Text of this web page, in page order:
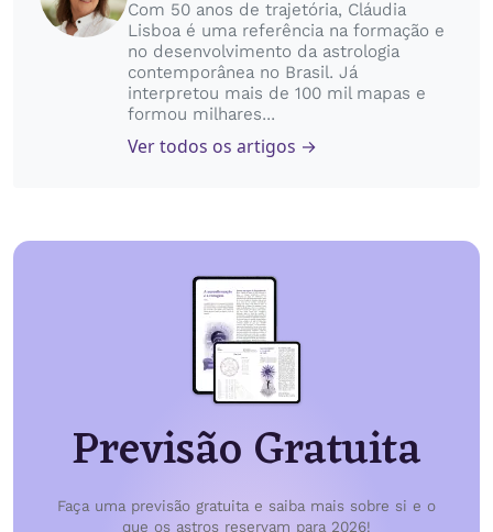
Com 50 anos de trajetória, Cláudia
Lisboa é uma referência na formação e
no desenvolvimento da astrologia
contemporânea no Brasil. Já
interpretou mais de 100 mil mapas e
formou milhares...
Ver todos os artigos →
Previsão Gratuita
Faça uma previsão gratuita e saiba mais sobre si e o
que os astros reservam para 2026!